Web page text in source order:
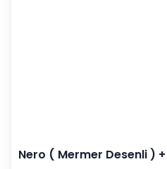
Nero ( Mermer Desenli )